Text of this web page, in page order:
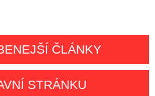
ČLÁNKY
STRÁNKU